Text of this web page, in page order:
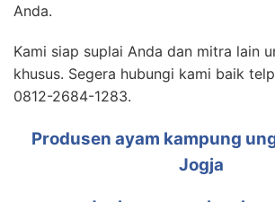
Anda.
Kami siap suplai Anda dan mitra lain
khusus. Segera hubungi kami baik
0812-2684-1283.
Produsen ayam kampung
Jogja